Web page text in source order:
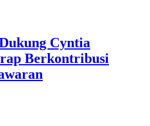
Cyntia
Berkontribusi